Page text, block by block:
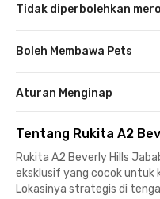
Tidak diperbolehkan
Boleh Membawa Pets
Aturan Menginap
Tentang Rukita A2
Rukita A2 Beverly Hills
eksklusif yang cocok untuk
Lokasinya strategis di